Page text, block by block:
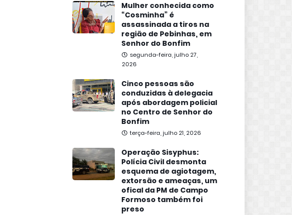
Mulher conhecida como
“Cosminha” é
assassinada a tiros na
região de Pebinhas, em
Senhor do Bonfim
segunda-feira, julho 27,
2026
Cinco pessoas são
conduzidas à delegacia
após abordagem policial
no Centro de Senhor do
Bonfim
terça-feira, julho 21, 2026
Operação Sisyphus:
Polícia Civil desmonta
esquema de agiotagem,
extorsão e ameaças, um
ofical da PM de Campo
Formoso também foi
preso